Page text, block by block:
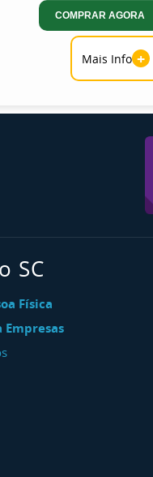
COMPRAR AGORA
Mais Info +
SC
Física
Empresas